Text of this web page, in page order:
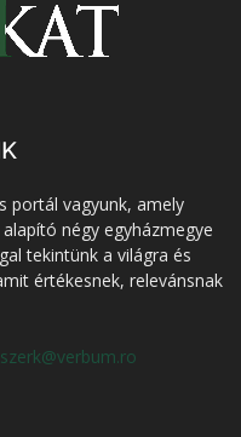
portál vagyunk, amely
négy egyházmegye
tekintünk a világra és
értékesnek, relevánsnak
szerk@verbum.ro